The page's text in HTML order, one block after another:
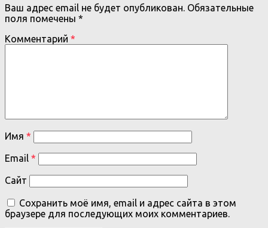
Ваш адрес email не будет опубликован. Обязательные
поля помечены *
Комментарий *
Имя *
Email *
Сайт
Сохранить моё имя, email и адрес сайта в этом
браузере для последующих моих комментариев.